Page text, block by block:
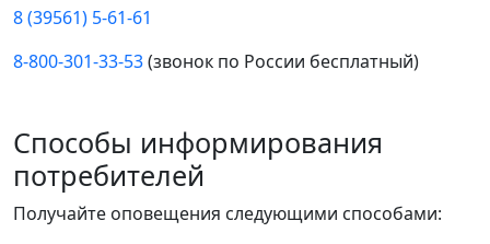
8 (39561) 5-61-61
8-800-301-33-53(звонок по России бесплатный)
Способы информирования
потребителей
Получайте оповещения следующими способами: